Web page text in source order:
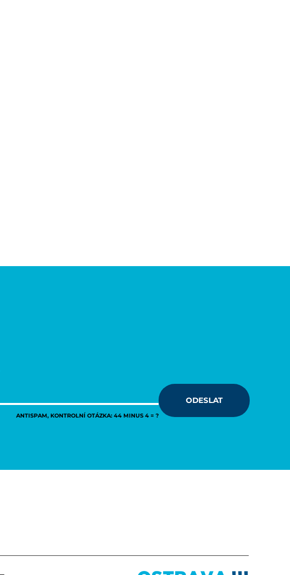
ANTISPAM, KONTROLNÍ OTÁZKA: 44 MINUS 4 = ?
ODESLAT